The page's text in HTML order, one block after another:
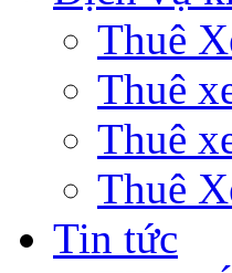
Thuê
Thuê
Thuê
Thuê
Tin tức